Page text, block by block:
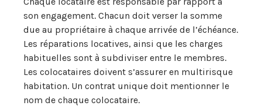
son engagement. Chacun doit verser la somme
due au propriétaire à chaque arrivée de l’échéance.
Les réparations locatives, ainsi que les charges
habituelles sont à subdiviser entre le membres.
Les colocataires doivent s’assurer en multirisque
habitation. Un contrat unique doit mentionner le
nom de chaque colocataire.